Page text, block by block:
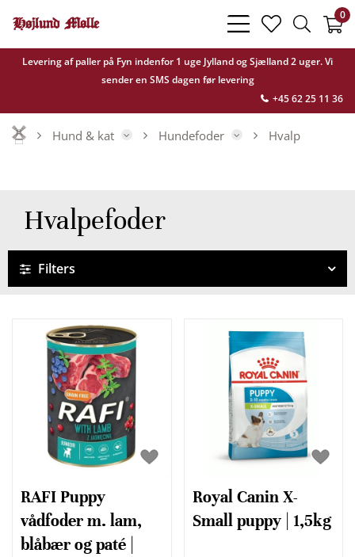
Levering af paller på Fyn indenfor 1 uge Jylland og Sjælland 2 uger. Vi
sender en SMS dagen før levering
+45 62 25 11 36
bars
light
heart
light
search
light
0
Hund & kat Hundefoder Hvalp
Hvalpefoder
Filters
RAFI Puppy
vådfoder m. lam,
blåbær og paté |
Royal Canin X-
Small puppy | 1,5kg